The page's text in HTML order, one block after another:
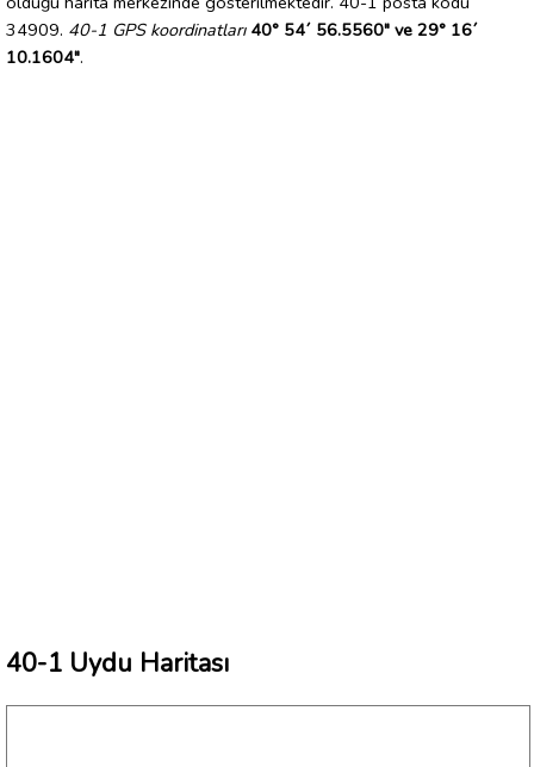
34909. 40-1 GPS koordinatları 40° 54´ 56.5560" ve 29° 16´
10.1604".
40-1 Uydu Haritası